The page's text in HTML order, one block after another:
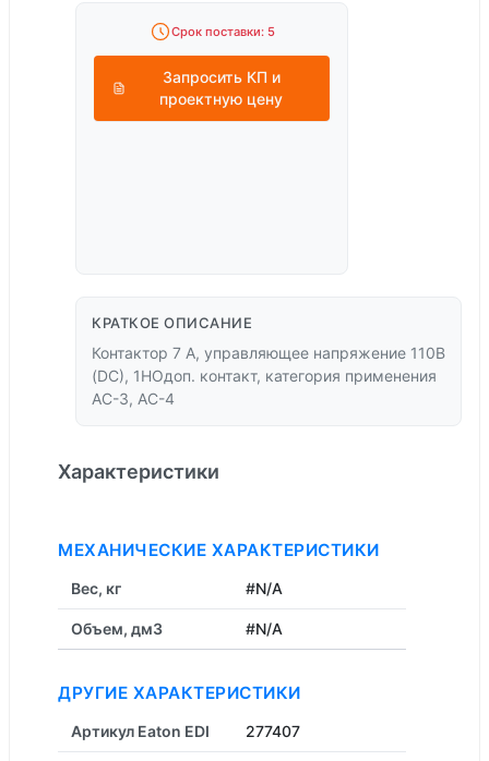
Срок поставки: 5
Запросить КП и
проектную цену
КРАТКОЕ ОПИСАНИЕ
Контактор 7 А, управляющее напряжение 110В
(DС), 1НОдоп. контакт, категория применения
AC-3, AC-4
Характеристики
МЕХАНИЧЕСКИЕ ХАРАКТЕРИСТИКИ
Вес, кг #N/A
Объем, дм3 #N/A
ДРУГИЕ ХАРАКТЕРИСТИКИ
Артикул Eaton EDI 277407